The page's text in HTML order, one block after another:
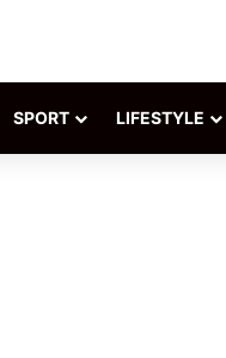
SPORT LIFESTYLE